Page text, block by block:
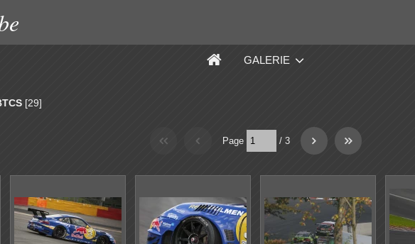
GALERIE
[29]
Page / 3